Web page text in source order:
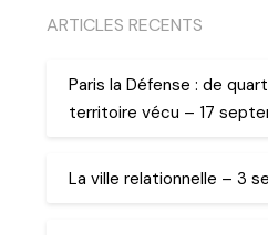
ARTICLES RECENTS
Paris la Défense : de
territoire vécu – 17
La ville relationnelle – 3